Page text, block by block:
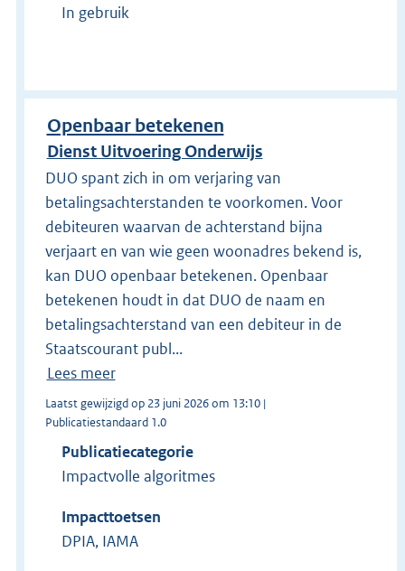
In gebruik
Openbaar betekenen
Dienst Uitvoering Onderwijs
DUO spant zich in om verjaring van
betalingsachterstanden te voorkomen. Voor
debiteuren waarvan de achterstand bijna
verjaart en van wie geen woonadres bekend is,
kan DUO openbaar betekenen. Openbaar
betekenen houdt in dat DUO de naam en
betalingsachterstand van een debiteur in de
Staatscourant publ...
Lees meer
Laatst gewijzigd op 23 juni 2026 om 13:10 |
Publicatiestandaard 1.0
Publicatiecategorie
Impactvolle algoritmes
Impacttoetsen
DPIA, IAMA